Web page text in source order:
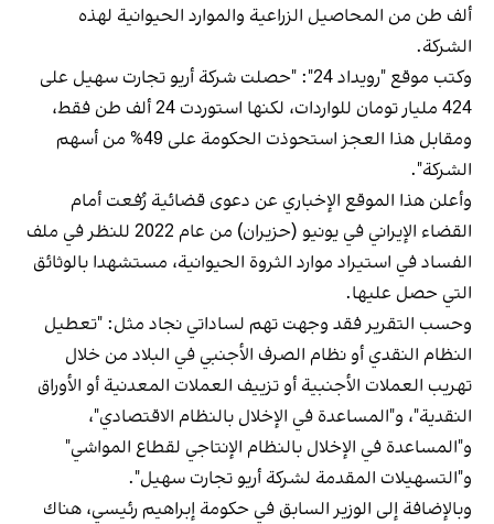
ألف طن من المحاصيل الزراعية والموارد الحيوانية لهذه
الشركة.
وكتب موقع "رويداد 24": "حصلت شركة أريو تجارت سهيل على
424 مليار تومان للواردات، لكنها استوردت 24 ألف طن فقط،
ومقابل هذا العجز استحوذت الحكومة على 49% من أسهم
الشركة".
وأعلن هذا الموقع الإخباري عن دعوى قضائية رُفعت أمام
القضاء الإيراني في يونيو (حزيران) من عام 2022 للنظر في ملف
الفساد في استيراد موارد الثروة الحيوانية، مستشهدا بالوثائق
التي حصل عليها.
وحسب التقرير فقد وجهت تهم لساداتي نجاد مثل: "تعطيل
النظام النقدي أو نظام الصرف الأجنبي في البلاد من خلال
تهريب العملات الأجنبية أو تزييف العملات المعدنية أو الأوراق
النقدية"، و"المساعدة في الإخلال بالنظام الاقتصادي"،
و"المساعدة في الإخلال بالنظام الإنتاجي لقطاع المواشي"
و"التسهيلات المقدمة لشركة أريو تجارت سهيل".
وبالإضافة إلى الوزير السابق في حكومة إبراهيم رئيسي، هناك